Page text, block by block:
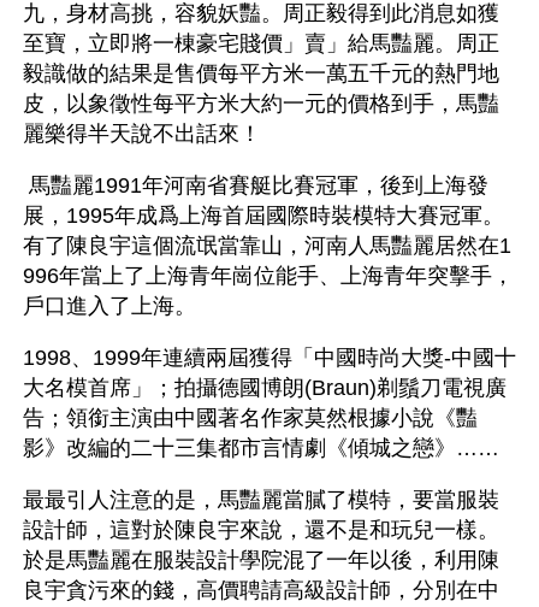
九，身材高挑，容貌妖豔。周正毅得到此消息如獲
至寶，立即將一棟豪宅賤價」賣」給馬豔麗。周正
毅識做的結果是售價每平方米一萬五千元的熱門地
皮，以象徵性每平方米大約一元的價格到手，馬豔
麗樂得半天說不出話來！
展，1995年成爲上海首屆國際時裝模特大賽冠軍。
有了陳良宇這個流氓當靠山，河南人馬豔麗居然在1
996年當上了上海青年崗位能手、上海青年突擊手，
戶口進入了上海。
1998、1999年連續兩屆獲得「中國時尚大獎-中國十
大名模首席」；拍攝德國博朗(Braun)剃鬚刀電視廣
告；領銜主演由中國著名作家莫然根據小說《豔
影》改編的二十三集都市言情劇《傾城之戀》……
最最引人注意的是，馬豔麗當膩了模特，要當服裝
設計師，這對於陳良宇來說，還不是和玩兒一樣。
於是馬豔麗在服裝設計學院混了一年以後，利用陳
良宇貪污來的錢，高價聘請高級設計師，分別在中